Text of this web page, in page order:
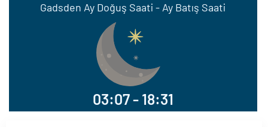
Gadsden Ay Doğuş Saati - Ay Batış Saati
03:07 - 18:31